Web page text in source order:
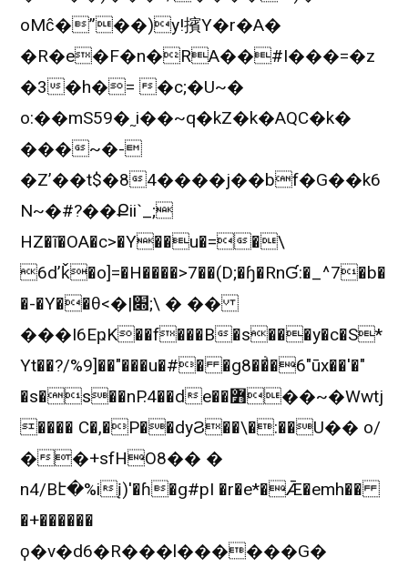
oMĉ�”��)y!擯Y�r�A�
�R�e�F�n�RA��#I���=�z
�3�h�= �c;�U~�
o:��mS59�˷i��~q�kZ�k�AQC�k�
���~�-
�Z’��t$�84����j��bf�G��k6
N~�#?��Քii`_;
HZ�ĩ�OA�c>�Y��u�=�\
6d’ǩ�o]=�H����>7��(D;�ɧ�RnƓ:�_^7�b�
�-�Y��θ<�|׍;\ � ��
���I6EҏK��f���B�s���y�c�S*
Yt��?/%9]��"���u�#� �g8��͗�6"ūx��'�"
�s�s��nP.4��de��߻��~�Wwtj
���� C�,�P��dyϨ��\�:��U�� o/
��+sfHO8�� �
n4/Bէ�%iį)'�ɦ�g#pI �r�e*�Ǣ�emh��
�+������
ϙ�v�d6�R���l������G�